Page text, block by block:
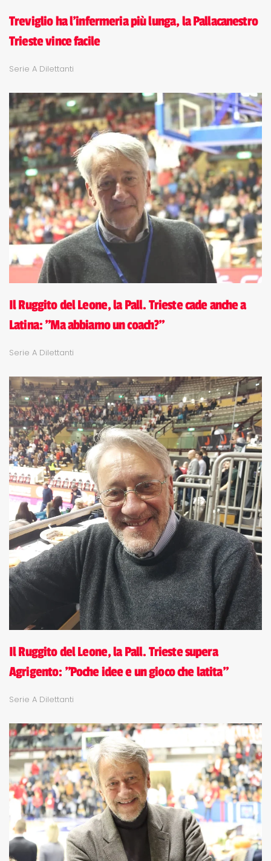
Treviglio ha l'infermeria più lunga, la Pallacanestro
Trieste vince facile
Serie A Dilettanti
Il Ruggito del Leone, la Pall. Trieste cade anche a
Latina: "Ma abbiamo un coach?"
Serie A Dilettanti
Il Ruggito del Leone, la Pall. Trieste supera
Agrigento: "Poche idee e un gioco che latita"
Serie A Dilettanti